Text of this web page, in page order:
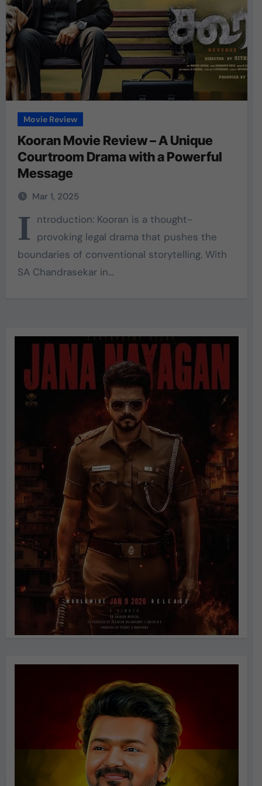
Movie Review
Kooran Movie Review – A Unique
Courtroom Drama with a Powerful
Message
Mar 1, 2025
I ntroduction: Kooran is a thought-
provoking legal drama that pushes the
boundaries of conventional storytelling. With
SA Chandrasekar in…